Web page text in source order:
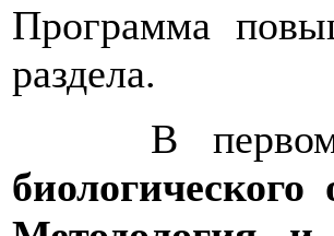
Программа
раздела.
В первом
биологического